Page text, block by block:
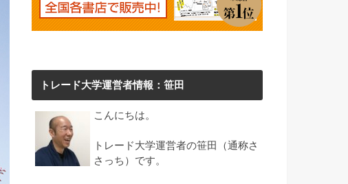
トレード大学運営者情報：笹田
こんにちは。
トレード大学運営者の笹田（通称さ
さっち）です。